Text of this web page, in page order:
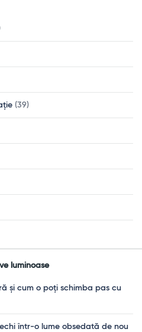
(39)
luminoase
și cum o poți schimba pas cu
într-o lume obsedată de nou